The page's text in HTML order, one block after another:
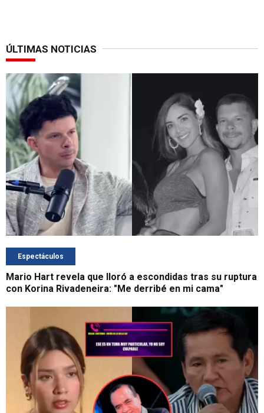
ÚLTIMAS NOTICIAS
Espectáculos
Mario Hart revela que lloró a escondidas tras su ruptura
con Korina Rivadeneira: "Me derribé en mi cama"